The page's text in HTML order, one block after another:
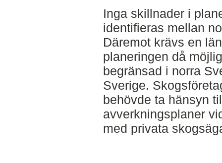
Inga skillnader i
identifieras mellan
Däremot krävs en
planeringen då
begränsad i norra
Sverige.
behövde ta hänsyn
avverkningsplaner
med privata